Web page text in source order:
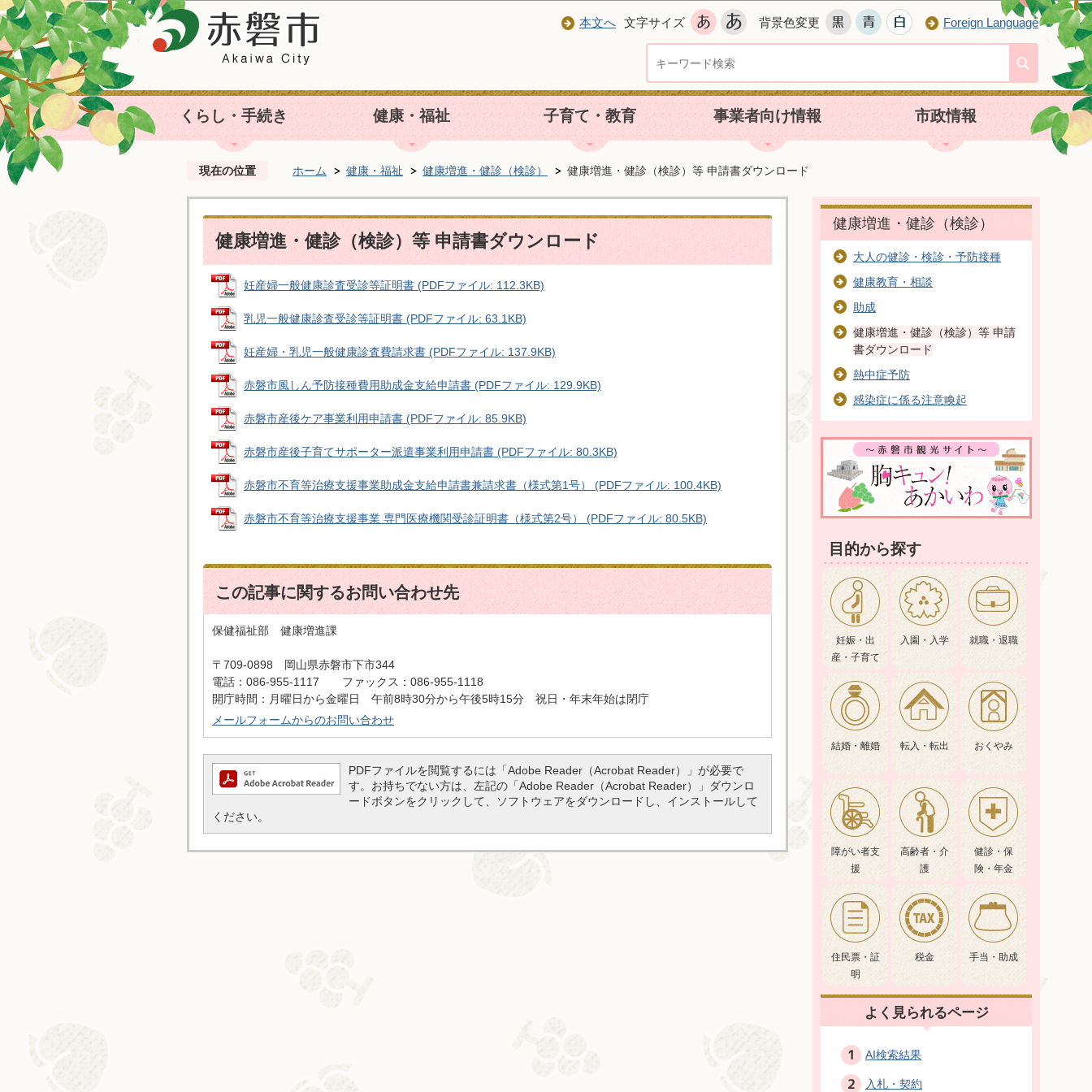
本文へ 文字サイズ 背景色変更 Foreign Language
くらし・手続き 健康・福祉 子育て・教育 事業者向け情報 市政情報
現在の位置 ホーム 健康・福祉 健康増進・健診（検診） 健康増進・健診（検診）等 申請書ダウンロード
健康増進・健診（検診）等 申請書ダウンロード
妊産婦一般健康診査受診等証明書 (PDFファイル: 112.3KB)
乳児一般健康診査受診等証明書 (PDFファイル: 63.1KB)
妊産婦・乳児一般健康診査費請求書 (PDFファイル: 137.9KB)
赤磐市風しん予防接種費用助成金支給申請書 (PDFファイル: 129.9KB)
赤磐市産後ケア事業利用申請書 (PDFファイル: 85.9KB)
赤磐市産後子育てサポーター派遣事業利用申請書 (PDFファイル: 80.3KB)
赤磐市不育等治療支援事業助成金支給申請書兼請求書（様式第1号） (PDFファイル: 100.4KB)
赤磐市不育等治療支援事業 専門医療機関受診証明書（様式第2号） (PDFファイル: 80.5KB)
この記事に関するお問い合わせ先
保健福祉部 健康増進課
〒709-0898 岡山県赤磐市下市344
電話：086-955-1117 ファックス：086-955-1118
開庁時間：月曜日から金曜日 午前8時30分から午後5時15分 祝日・年末年始は閉庁
メールフォームからのお問い合わせ
PDFファイルを閲覧するには「Adobe Reader（Acrobat Reader）」が必要で
す。お持ちでない方は、左記の「Adobe Reader（Acrobat Reader）」ダウンロ
ードボタンをクリックして、ソフトウェアをダウンロードし、インストールして
ください。
健康増進・健診（検診）
大人の健診・検診・予防接種
健康教育・相談
助成
健康増進・健診（検診）等 申請
書ダウンロード
熱中症予防
感染症に係る注意喚起
目的から探す
妊娠・出
産・子育て
入園・入学 就職・退職
結婚・離婚 転入・転出 おくやみ
障がい者支
援
高齢者・介
護
健診・保
険・年金
住民票・証
明
税金 手当・助成
よく見られるページ
AI検索結果
入札・契約